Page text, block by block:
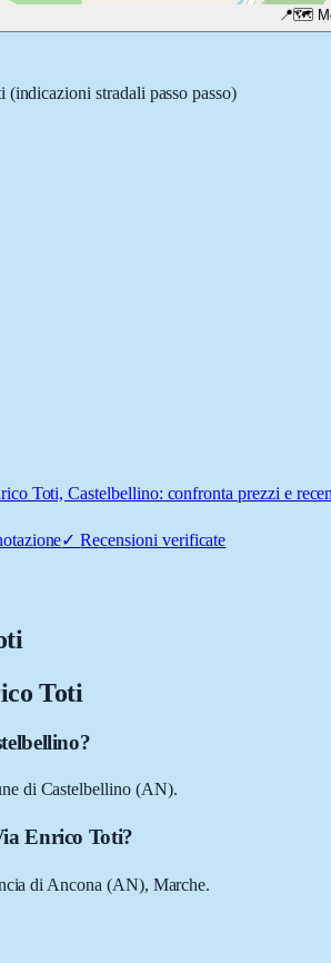
📍🗺️
(indicazioni stradali passo passo)
Toti, Castelbellino: confronta prezzi e
✓Recensioni verificate
Toti
di Castelbellino (AN).
Enrico Toti?
di Ancona (AN), Marche.